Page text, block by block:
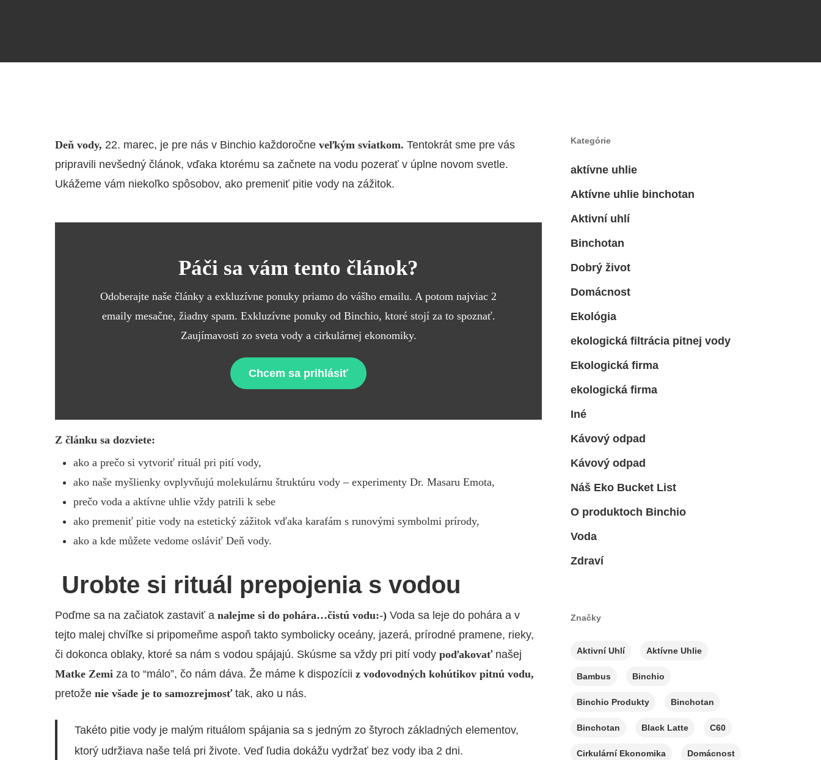
Deň vody, 22. marec, je pre nás v Binchio každoročne veľkým sviatkom. Tentokrát sme pre vás
pripravili nevšedný článok, vďaka ktorému sa začnete na vodu pozerať v úplne novom svetle.
Ukážeme vám niekoľko spôsobov, ako premeniť pitie vody na zážitok.
Páči sa vám tento článok?
Odoberajte naše články a exkluzívne ponuky priamo do vášho emailu. A potom najviac 2
emaily mesačne, žiadny spam. Exkluzívne ponuky od Binchio, ktoré stojí za to spoznať.
Zaujímavosti zo sveta vody a cirkulárnej ekonomiky.
Chcem sa prihlásiť
Z článku sa dozviete:
ako a prečo si vytvoriť rituál pri pití vody,
ako naše myšlienky ovplyvňujú molekulárnu štruktúru vody – experimenty Dr. Masaru Emota,
prečo voda a aktívne uhlie vždy patrili k sebe
ako premeniť pitie vody na estetický zážitok vďaka karafám s runovými symbolmi prírody,
ako a kde můžete vedome osláviť Deň vody.
Urobte si rituál prepojenia s vodou
Poďme sa na začiatok zastaviť a nalejme si do pohára…čistú vodu:-) Voda sa leje do pohára a v
tejto malej chvíľke si pripomeňme aspoň takto symbolicky oceány, jazerá, prírodné pramene, rieky,
či dokonca oblaky, ktoré sa nám s vodou spájajú. Skúsme sa vždy pri pití vody poďakovaťnašej
Matke Zemi za to “málo”, čo nám dáva. Že máme k dispozícii z vodovodných kohútikov pitnú vodu,
pretože nie všade je to samozrejmosť tak, ako u nás.
Takéto pitie vody je malým rituálom spájaniasa s jedným zo štyroch základných elementov,
ktorý udržiava naše telá pri živote. Veď ľudia dokážu vydržať bez vody iba 2 dni.
Kategórie
aktívne uhlie
Aktívne uhlie binchotan
Aktivní uhlí
Binchotan
Dobrý život
Domácnost
Ekológia
ekologická filtrácia pitnej vody
Ekologická firma
ekologická firma
Iné
Kávový odpad
Kávový odpad
Náš Eko Bucket List
O produktoch Binchio
Voda
Zdraví
Značky
Aktivní Uhlí Aktívne Uhlie
Bambus Binchio
Binchio Produkty Binchotan
Binchotan Black Latte C60
Cirkulární Ekonomika Domácnost